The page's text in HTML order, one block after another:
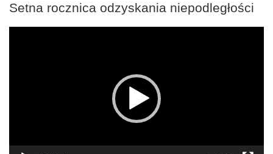
Setna rocznica odzyskania niepodległości